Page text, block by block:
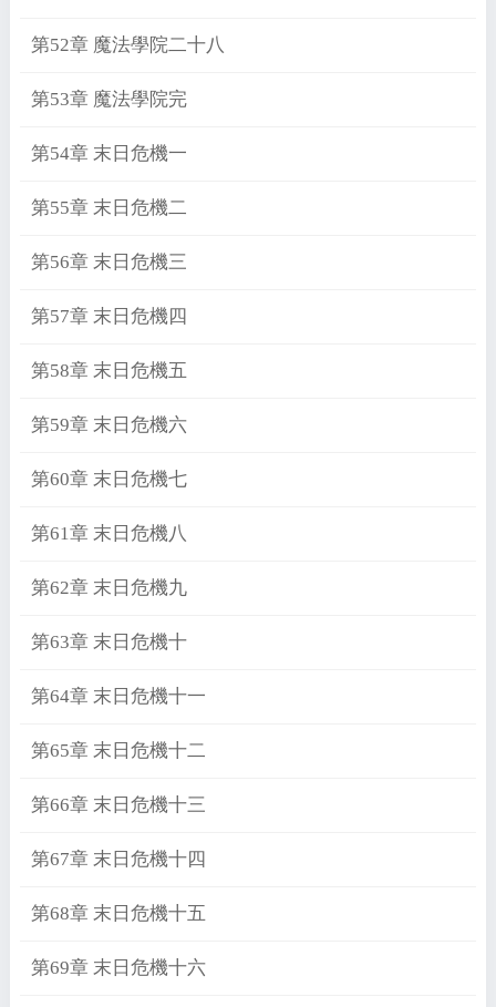
第52章 魔法學院二十八
第53章 魔法學院完
第54章 末日危機一
第55章 末日危機二
第56章 末日危機三
第57章 末日危機四
第58章 末日危機五
第59章 末日危機六
第60章 末日危機七
第61章 末日危機八
第62章 末日危機九
第63章 末日危機十
第64章 末日危機十一
第65章 末日危機十二
第66章 末日危機十三
第67章 末日危機十四
第68章 末日危機十五
第69章 末日危機十六